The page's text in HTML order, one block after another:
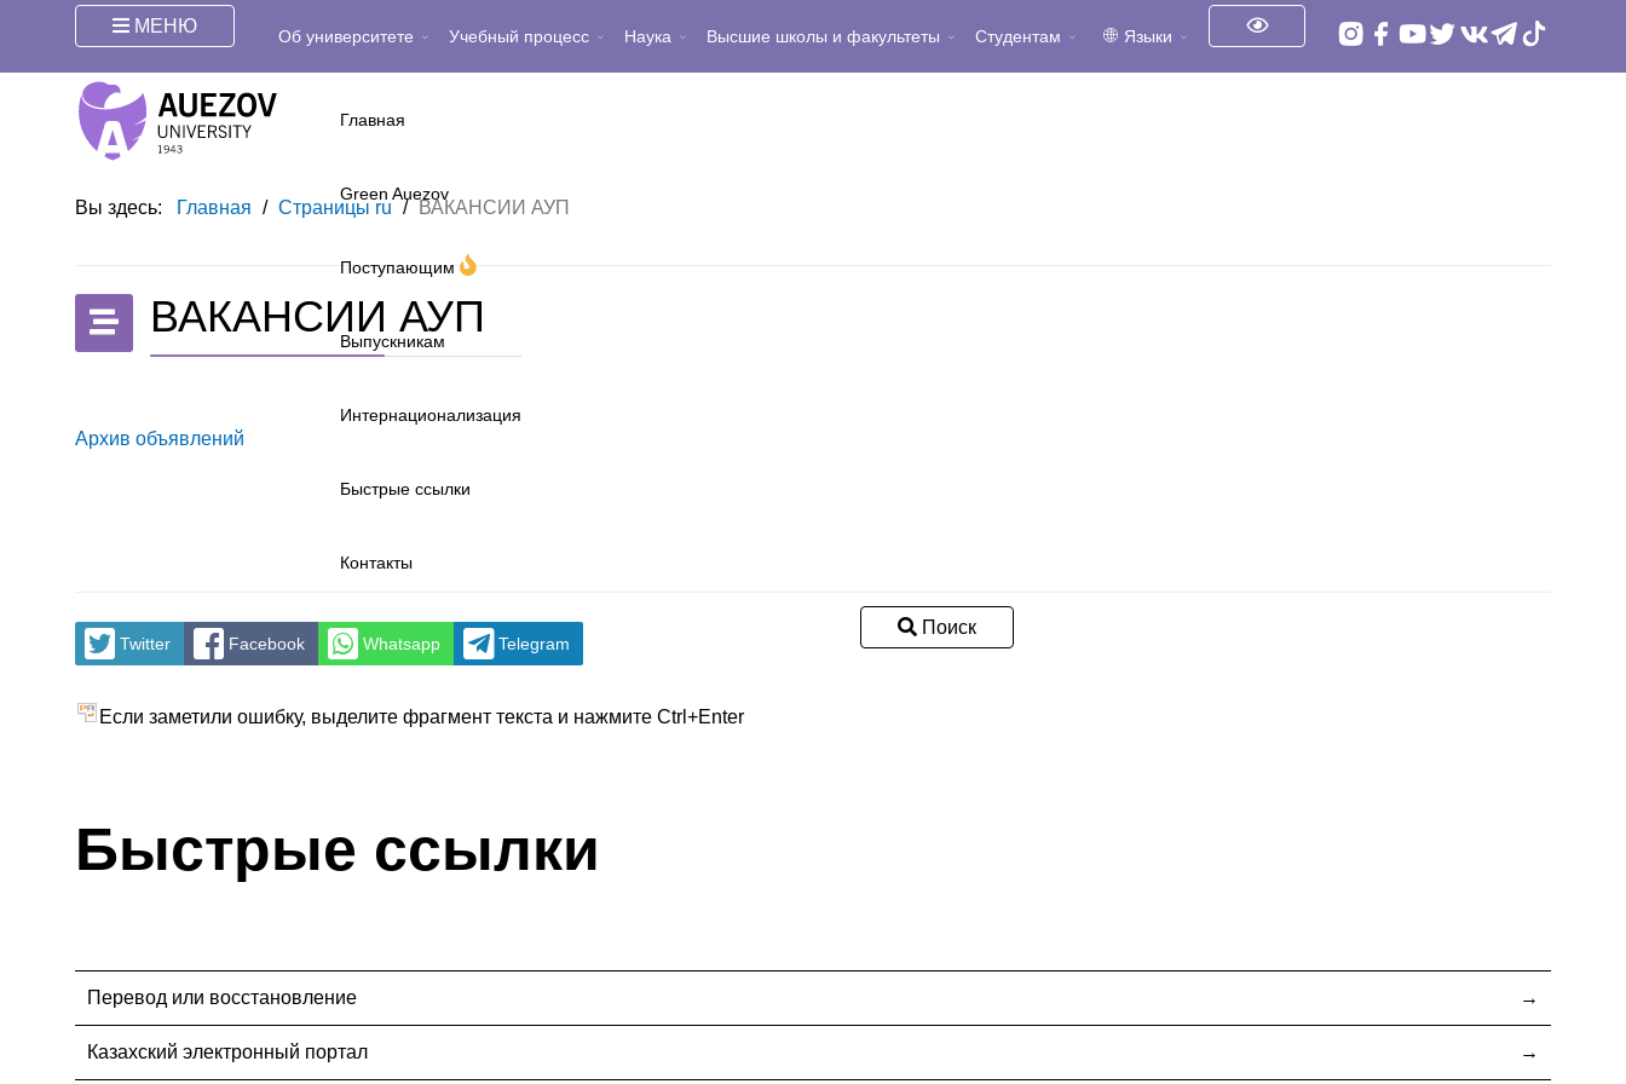
МЕНЮ Об университете Учебный процесс Наука Высшие школы и факультеты Студентам Языки
Главная
Green Auezov
Поступающим
Выпускникам
Интернационализация
Быстрые ссылки
Контакты
Поиск
Вы здесь: Главная / Страницы ru / ВАКАНСИИ АУП
ВАКАНСИИ АУП
Архив объявлений
Twitter Facebook Whatsapp Telegram
Если заметили ошибку, выделите фрагмент текста и нажмите Ctrl+Enter
Быстрые ссылки
Перевод или восстановление
Казахский электронный портал